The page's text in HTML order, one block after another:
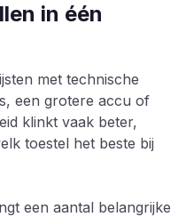
in één
met technische
een grotere accu of
klinkt vaak beter,
toestel het beste bij
een aantal belangrijke